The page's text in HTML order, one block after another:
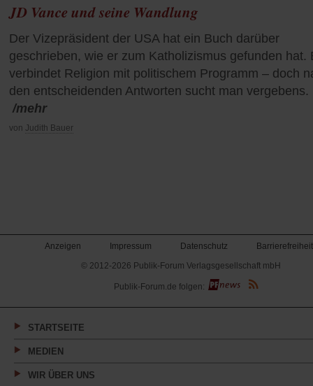
JD Vance und seine Wandlung
Der Vizepräsident der USA hat ein Buch darüber
geschrieben, wie er zum Katholizismus gefunden hat.
verbindet Religion mit politischem Programm – doch
den entscheidenden Antworten sucht man vergebens.
/mehr
von Judith Bauer
Anzeigen Impressum Datenschutz
Barrierefreiheit
© 2012-2026 Publik-Forum Verlagsgesellschaft mbH
(Öffnet
in
neuen
Publik-Forum.de folgen:
STARTSEITE
MEDIEN
WIR ÜBER UNS